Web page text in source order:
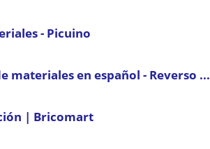
- Picuino
materiales en español - Reverso ...
| Bricomart